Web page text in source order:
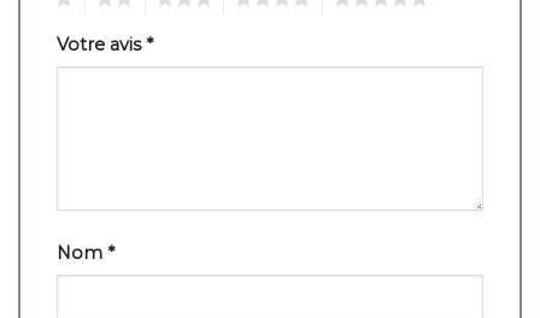
Votre avis*
Nom *